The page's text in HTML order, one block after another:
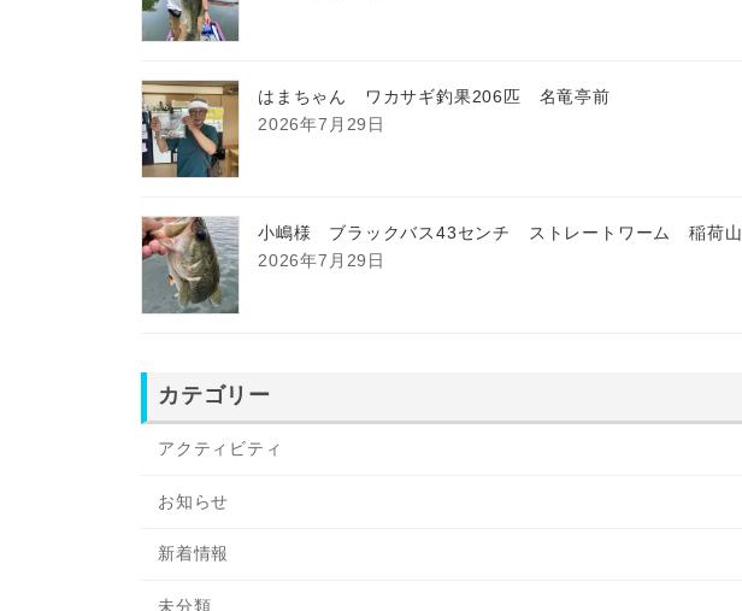
はまちゃん ワカサギ釣果206匹 名竜亭前
2026年7月29日
小嶋様 ブラックバス43センチ ストレートワーム 稲荷山
2026年7月29日
カテゴリー
アクティビティ
お知らせ
新着情報
未分類